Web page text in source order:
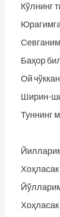
Кўлнинг
Баҳор
Ой
Ширин-
Туннинг